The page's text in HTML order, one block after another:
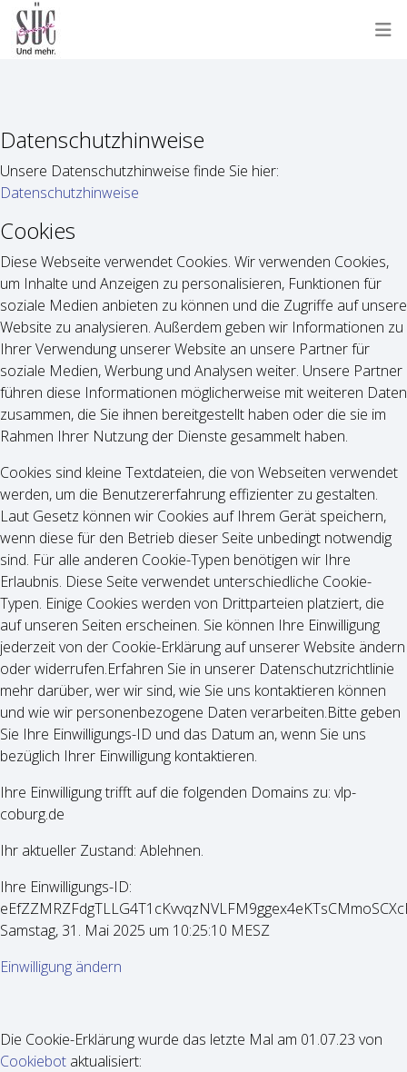
Datenschutzhinweise
Unsere Datenschutzhinweise finde Sie hier:
Datenschutzhinweise
Cookies
Diese Webseite verwendet Cookies. Wir verwenden Cookies,
um Inhalte und Anzeigen zu personalisieren, Funktionen für
soziale Medien anbieten zu können und die Zugriffe auf unsere
Website zu analysieren. Außerdem geben wir Informationen zu
Ihrer Verwendung unserer Website an unsere Partner für
soziale Medien, Werbung und Analysen weiter. Unsere Partner
führen diese Informationen möglicherweise mit weiteren Daten
zusammen, die Sie ihnen bereitgestellt haben oder die sie im
Rahmen Ihrer Nutzung der Dienste gesammelt haben.
Cookies sind kleine Textdateien, die von Webseiten verwendet
werden, um die Benutzererfahrung effizienter zu gestalten.
Laut Gesetz können wir Cookies auf Ihrem Gerät speichern,
wenn diese für den Betrieb dieser Seite unbedingt notwendig
sind. Für alle anderen Cookie-Typen benötigen wir Ihre
Erlaubnis. Diese Seite verwendet unterschiedliche Cookie-
Typen. Einige Cookies werden von Drittparteien platziert, die
auf unseren Seiten erscheinen. Sie können Ihre Einwilligung
jederzeit von der Cookie-Erklärung auf unserer Website ändern
oder widerrufen.Erfahren Sie in unserer Datenschutzrichtlinie
mehr darüber, wer wir sind, wie Sie uns kontaktieren können
und wie wir personenbezogene Daten verarbeiten.Bitte geben
Sie Ihre Einwilligungs-ID und das Datum an, wenn Sie uns
bezüglich Ihrer Einwilligung kontaktieren.
Ihre Einwilligung trifft auf die folgenden Domains zu: vlp-
coburg.de
Ihr aktueller Zustand: Ablehnen.
Ihre Einwilligungs-ID:
Samstag, 31. Mai 2025 um 10:25:10 MESZ
Einwilligung ändern
Die Cookie-Erklärung wurde das letzte Mal am 01.07.23 von
Cookiebot aktualisiert: